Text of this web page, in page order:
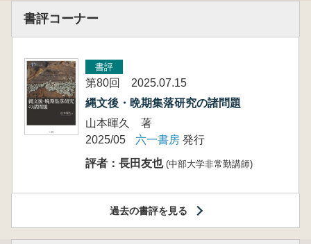
書評コーナー
書評
第80回 2025.07.15
縄文後・晩期集落研究の諸問題
山本暉久 著
2025/05
六一書房 発行
評者：長田友也 (中部大学非常勤講師)
過去の書評を見る